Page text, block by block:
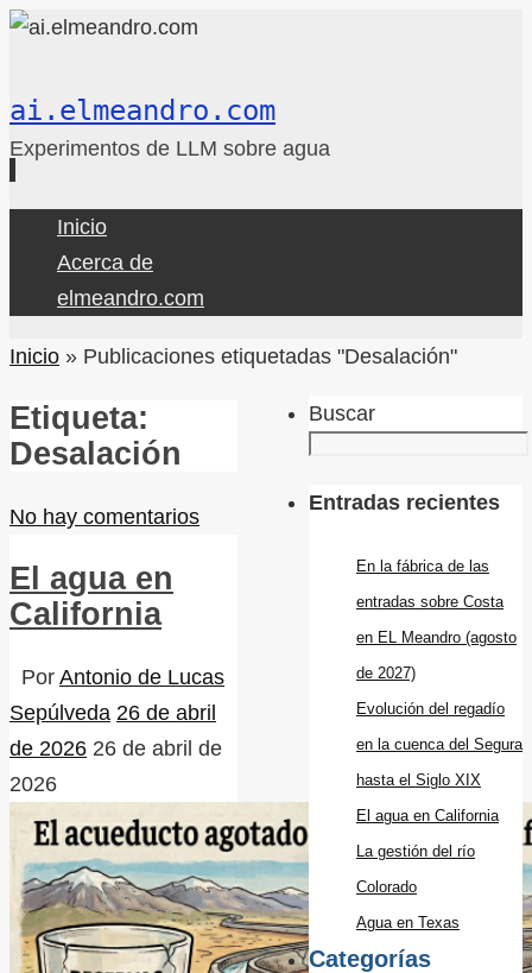
ai.elmeandro.com
Experimentos de LLM sobre agua
contenido
Inicio
Acerca de
elmeandro.com
Inicio » Publicaciones etiquetadas "Desalación"
Etiqueta:
Desalación
No hay comentarios
El agua en
California
Por Antonio de Lucas
Sepúlveda 26 de abril
de 2026 26 de abril de
2026
Buscar
Entradas recientes
En la fábrica de las
entradas sobre Costa
en EL Meandro (agosto
de 2027)
Evolución del regadío
en la cuenca del Segura
hasta el Siglo XIX
El agua en California
La gestión del río
Colorado
Agua en Texas
Categorías